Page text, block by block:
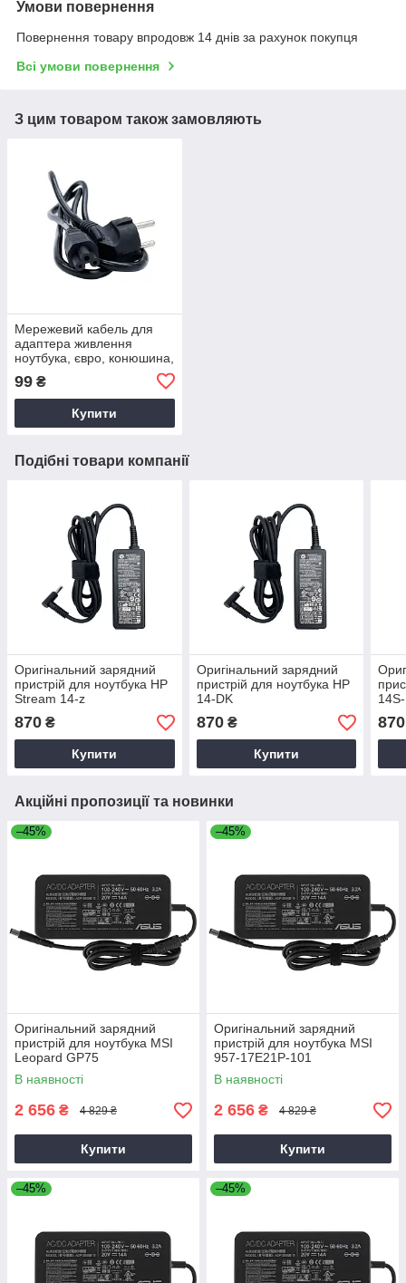
Умови повернення
Повернення товару впродовж 14 днів за рахунок покупця
Всі умови повернення
З цим товаром також замовляють
Мережевий кабель для
адаптера живлення
ноутбука, євро, конюшина,
99 ₴
Купити
Подібні товари компанії
Оригінальний зарядний
пристрій для ноутбука HP
Stream 14-z
870 ₴
Купити
Оригінальний зарядний
пристрій для ноутбука HP
14-DK
870₴
Купити
870
Акційні пропозиції та новинки
–45%
Оригінальний зарядний
пристрій для ноутбука MSI
Leopard GP75
В наявності
2 656 ₴ 4 829 ₴
Купити
–45%
Оригінальний зарядний
пристрій для ноутбука MSI
957-17E21P-101
В наявності
2 656 ₴ 4 829 ₴
Купити
–45% –45%